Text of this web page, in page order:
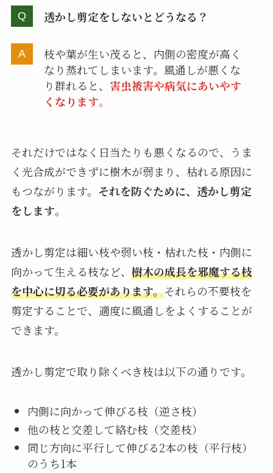
透かし剪定をしないとどうなる？
枝や葉が生い茂ると、内側の密度が高く
なり蒸れてしまいます。風通しが悪くな
り群れると、 害虫被害や病気にあいやす
くなります。
それだけではなく日当たりも悪くなるので、うま
く光合成ができずに樹木が弱まり、枯れる原因に
もつながります。 それを防ぐために、透かし剪定
をします。
透かし剪定は細い枝や弱い枝・枯れた枝・内側に
向かって生える枝など、 樹木の成長を邪魔する枝
を中心に切る必要があります。それらの不要枝を
剪定することで、適度に風通しをよくすることが
できます。
透かし剪定で取り除くべき枝は以下の通りです。
内側に向かって伸びる枝（逆さ枝）
他の枝と交差して絡む枝（交差枝）
同じ方向に平行して伸びる2本の枝（平行枝）
のうち1本